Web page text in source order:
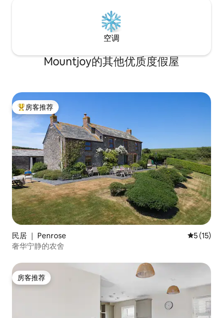
空调
Mountjoy的其他优质度假屋
热门「房客推荐」
房客推荐
民居 ｜ Penrose 平均评分
5 (15)
奢华宁静的农舍
房客推荐
房客推荐